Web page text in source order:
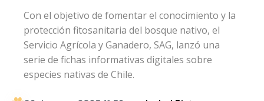
Con el objetivo de fomentar el conocimiento y la
protección fitosanitaria del bosque nativo, el
Servicio Agrícola y Ganadero, SAG, lanzó una
serie de fichas informativas digitales sobre
especies nativas de Chile.